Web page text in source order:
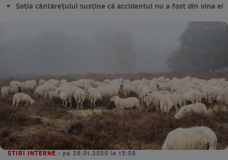
Soția cântărețului susține că accidentul nu a fost din vina ei
STIRI INTERNE • pe 28.01.2020 la 13:36